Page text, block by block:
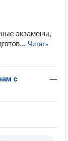
экзамены,
Читать
с
—